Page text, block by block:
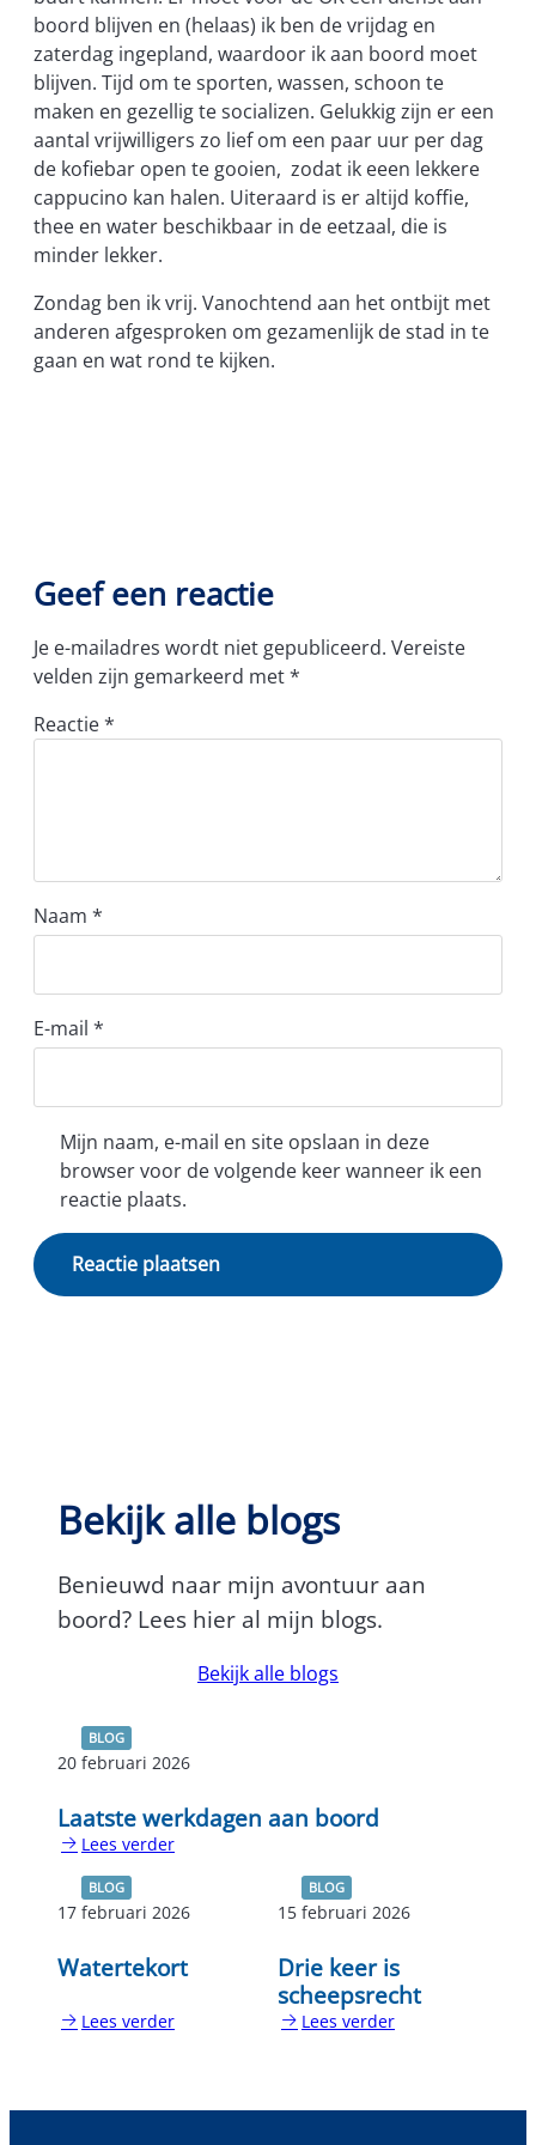
boord blijven en (helaas) ik ben de vrijdag en
zaterdag ingepland, waardoor ik aan boord moet
blijven. Tijd om te sporten, wassen, schoon te
maken en gezellig te socializen. Gelukkig zijn er een
aantal vrijwilligers zo lief om een paar uur per dag
de kofiebar open te gooien, zodat ik eeen lekkere
cappucino kan halen. Uiteraard is er altijd koffie,
thee en water beschikbaar in de eetzaal, die is
minder lekker.
Zondag ben ik vrij. Vanochtend aan het ontbijt met
anderen afgesproken om gezamenlijk de stad in te
gaan en wat rond te kijken.
Geef een reactie
Je e-mailadres wordt niet gepubliceerd. Vereiste
velden zijn gemarkeerd met*
Reactie*
Naam *
E-mail *
Mijn naam, e-mail en site opslaan in deze
browser voor de volgende keer wanneer ik een
reactie plaats.
Bekijk alle blogs
Benieuwd naar mijn avontuur aan
boord? Lees hier al mijn blogs.
Bekijk alle blogs
BLOG
20 februari 2026
Laatste werkdagen aan boord
Lees verder
Laatste
werkdagen
boord
BLOG
17 februari 2026
Watertekort
Lees verder
BLOG
15 februari 2026
Drie keer is
scheepsrecht
Lees verder
is